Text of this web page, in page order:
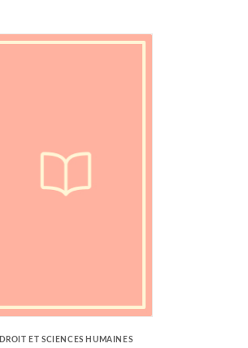
DROIT ET SCIENCES HUMAINES